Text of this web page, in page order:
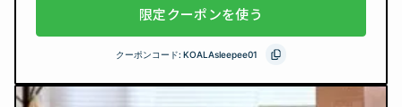
限定クーポンを使う
クーポンコード: KOALAsleepee01